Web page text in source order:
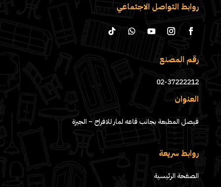
روابط التواصل الاجتماعي
رقم المصنع
02-37222212
العنوان
فيصل المطبعة بجانب قاعه لمار للافراح – الجيزة
روابط سريعة
الصفحة الرئيسية